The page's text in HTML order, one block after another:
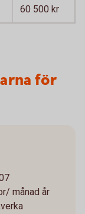
60 500 kr
för
månad år